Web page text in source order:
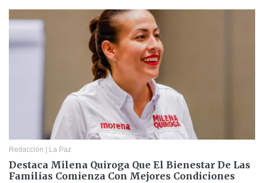
Redacción | La Paz
Destaca Milena Quiroga Que El Bienestar De Las
Familias Comienza Con Mejores Condiciones